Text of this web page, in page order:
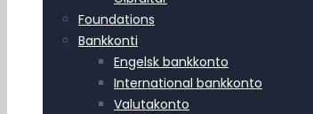
Foundations
Bankkonti
Engelsk bankkonto
International bankkonto
Valutakonto